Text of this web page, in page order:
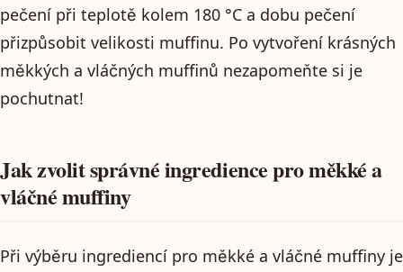
pečení při teplotě kolem 180 °C a dobu pečení
přizpůsobit velikosti muffinu. Po vytvoření krásných
měkkých a vláčných muffinů nezapomeňte si je
pochutnat!
Jak zvolit správné ingredience pro měkké a
vláčné muffiny
Při výběru ingrediencí pro měkké a vláčné muffiny je